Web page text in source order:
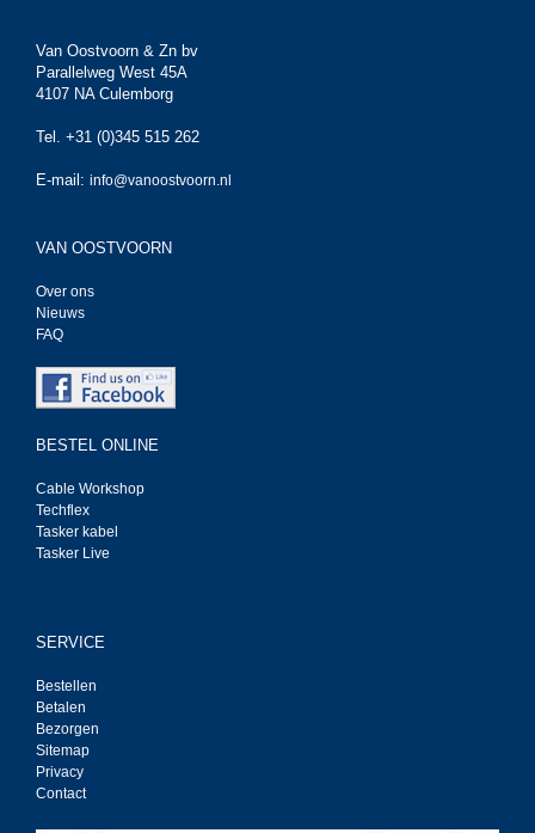
Van Oostvoorn & Zn bv
Parallelweg West 45A
4107 NA Culemborg
Tel. +31 (0)345 515 262
E-mail: info@vanoostvoorn.nl
VAN OOSTVOORN
Over ons
Nieuws
FAQ
BESTEL ONLINE
Cable Workshop
Techflex
Tasker kabel
Tasker Live
SERVICE
Bestellen
Betalen
Bezorgen
Sitemap
Privacy
Contact